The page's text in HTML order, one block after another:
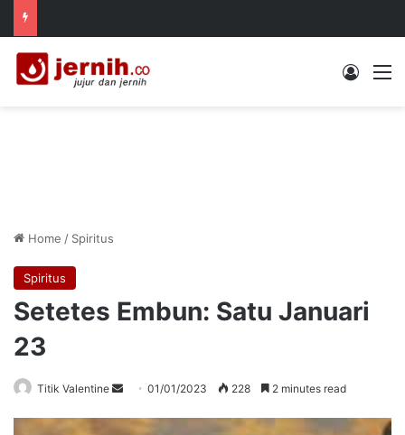
Log In
Home / Spiritus
Spiritus
Setetes Embun: Satu Januari
23
Titik Valentine
Send
email
01/01/2023 228 2 minutes read